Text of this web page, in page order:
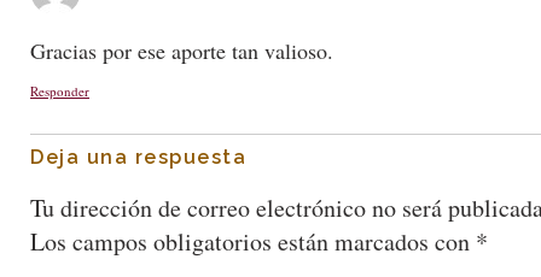
Gracias por ese aporte tan valioso.
Responder
Deja una respuesta
Tu dirección de correo electrónico no será
Los campos obligatorios están marcados con *